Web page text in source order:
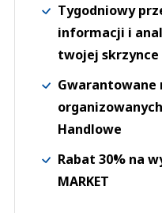
Tygodniowy
informacji i
twojej skrzynce
Gwarantowane
Handlowe
Rabat 30% na
MARKET